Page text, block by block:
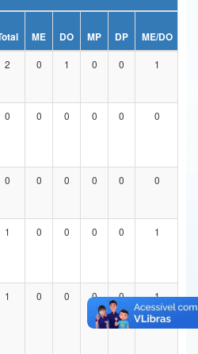
e Comunicações
Humanos
ME DO MP DP ME/DO
2 0 1 0 0 1
0 0 0 0 0 0
0 0 0 0 0 0
1 0 0 0 0 1
1 0 0 0 0 1